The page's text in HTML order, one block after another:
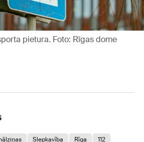
pietura. Foto: Rīgas dome
Slepkavība Rīga
112